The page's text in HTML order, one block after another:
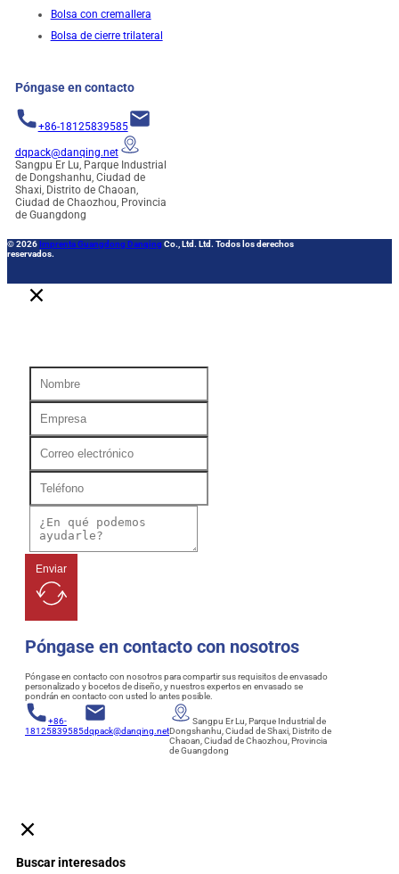
Bolsa con cremallera
Bolsa de cierre trilateral
Póngase en contacto
+86-18125839585
dqpack@danqing.net
Sangpu Er Lu, Parque Industrial
de Dongshanhu, Ciudad de
Shaxi, Distrito de Chaoan,
Ciudad de Chaozhou, Provincia
de Guangdong
© 2026Imprenta Guangdong Danqing Co., Ltd. Ltd. Todos los derechos
reservados.
Enviar
Póngase en contacto con nosotros
Póngase en contacto con nosotros para compartir sus requisitos de envasado
personalizado y bocetos de diseño, y nuestros expertos en envasado se
pondrán en contacto con usted lo antes posible.
+86-
18125839585dqpack@danqing.net
Sangpu Er Lu, Parque Industrial de
Dongshanhu, Ciudad de Shaxi, Distrito de
Chaoan, Ciudad de Chaozhou, Provincia
de Guangdong
Buscar interesados